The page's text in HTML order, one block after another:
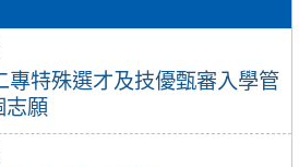
專特殊選才及技優甄審入學管
志願